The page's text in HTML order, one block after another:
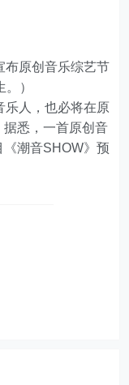
布原创音乐综艺节
）
乐人，也必将在原
悉，一首原创音
潮音SHOW》预